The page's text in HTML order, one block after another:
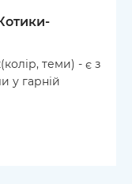
теми) - є з
у гарній